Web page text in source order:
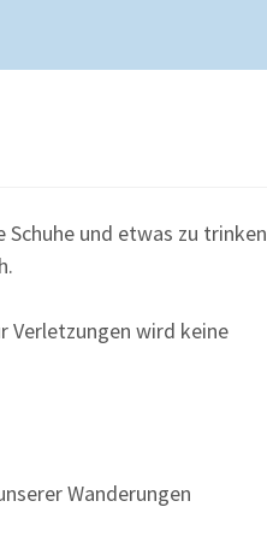
und etwas zu trinken
Verletzungen wird keine
Wanderungen